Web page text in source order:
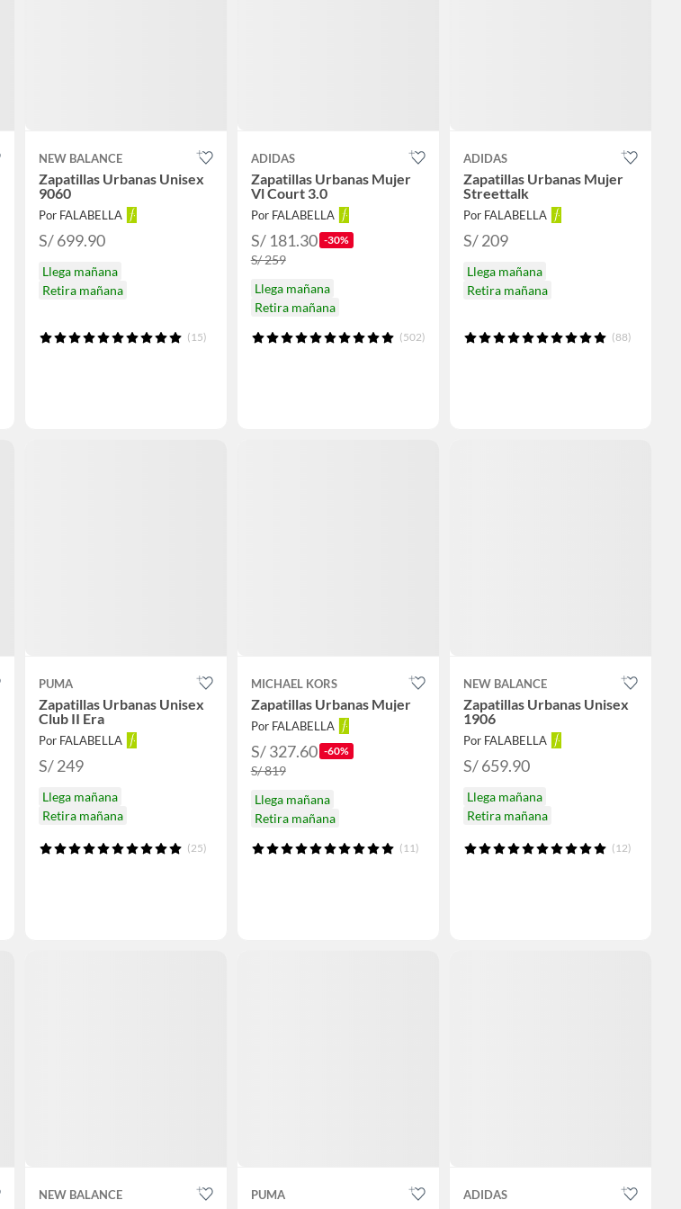
NEW BALANCE
Zapatillas Urbanas Unisex
9060
Por FALABELLA
S/ 699.90
Llega mañana
Retira mañana
(15)
ADIDAS
Zapatillas Urbanas Mujer
Vl Court 3.0
Por FALABELLA
S/ 181.30 -30%
S/ 259
Llega mañana
Retira mañana
(502)
ADIDAS
Zapatillas Urbanas Mujer
Streettalk
Por FALABELLA
S/ 209
Llega mañana
Retira mañana
(88)
PUMA
Zapatillas Urbanas Unisex
Club II Era
Por FALABELLA
S/ 249
Llega mañana
Retira mañana
(25)
MICHAEL KORS
Zapatillas Urbanas Mujer
Por FALABELLA
S/ 327.60 -60%
S/ 819
Llega mañana
Retira mañana
(11)
NEW BALANCE
Zapatillas Urbanas Unisex
1906
Por FALABELLA
S/ 659.90
Llega mañana
Retira mañana
(12)
NEW BALANCE PUMA ADIDAS